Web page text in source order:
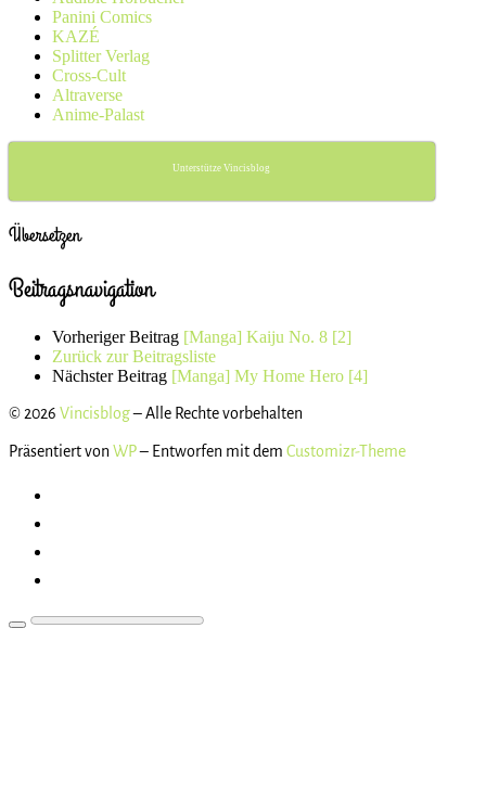
Panini Comics
KAZÉ
Splitter Verlag
Cross-Cult
Altraverse
Anime-Palast
Unterstütze Vincisblog
Übersetzen
Beitragsnavigation
Vorheriger Beitrag [Manga] Kaiju No. 8 [2]
Zurück zur Beitragsliste
Nächster Beitrag [Manga] My Home Hero [4]
© 2026 Vincisblog– Alle Rechte vorbehalten
Präsentiert vonWP– Entworfen mit dem Customizr-Theme